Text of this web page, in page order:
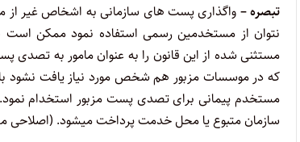
تبصره – واگذاری پست های سازمانی به اشخاص غیر
نتوان از مستخدمین رسمی استفاده نمود ممکن
مستثنی شده از این قانون را به عنوان مامور به تصدی
که در موسسات مزبور هم شخص مورد نیاز یافت نشود با
مستخدم پیمانی برای تصدی پست مزبور استخدام نمود.
سازمان متبوع یا محل خدمت پرداخت میشود. (اصلاحی مصوب